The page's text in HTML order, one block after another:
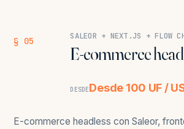
§ 05 SALEOR + NEXT.JS + FLOW
E-commerce
DESDEDesde 100 UF /
E-commerce headless con Saleor,